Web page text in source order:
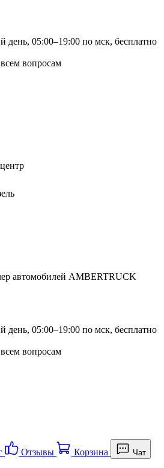
день, 05:00–19:00 по мск, бесплатно
вопросам
автомобилей AMBERTRUCK
день, 05:00–19:00 по мск, бесплатно
вопросам
Отзывы Корзина Чат